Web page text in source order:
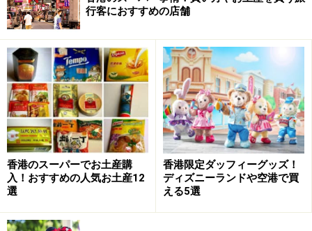
行客におすすめの店舗
香港のスーパーでお土産購
入！おすすめの人気お土産12
選
香港限定ダッフィーグッズ！
ディズニーランドや空港で買
える5選